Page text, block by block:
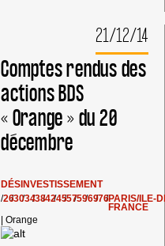
CADRE
DE
LA
SEMAINE
ANTI-
COLONIALE
21/12/14
Comptes rendus des
actions BDS
« Orange » du 20
décembre
DÉSINVESTISSEMENT
/26
/30
/34
/38
/42
/45
/57
/59
/69
/76
/PARIS/ILE-
FRANCE
Orange